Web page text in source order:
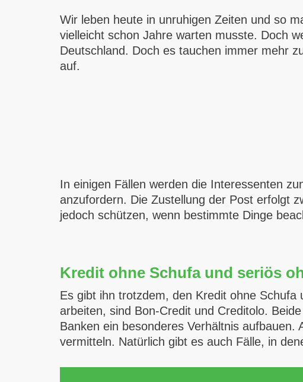
Wir leben heute in unruhigen Zeiten und so
vielleicht schon Jahre warten musste. Doch
Deutschland. Doch es tauchen immer mehr
auf.
In einigen Fällen werden die Interessenten
anzufordern. Die Zustellung der Post erfolgt
jedoch schützen, wenn bestimmte Dinge
Kredit ohne Schufa und seriös
Es gibt ihn trotzdem, den Kredit ohne
arbeiten, sind Bon-Credit und Creditolo.
Banken ein besonderes Verhältnis
vermitteln. Natürlich gibt es auch Fälle, in